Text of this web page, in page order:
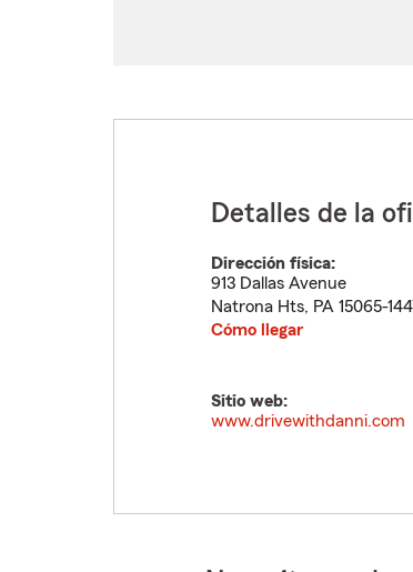
Detalles de la
Dirección física:
913 Dallas Avenue
Natrona Hts, PA 15065-
Cómo llegar
Sitio web:
www.drivewithdanni.com